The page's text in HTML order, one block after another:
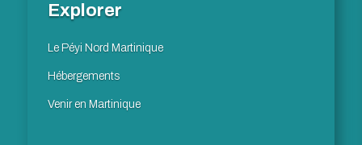
Explorer
Le Péyi Nord Martinique
Hébergements
Venir en Martinique